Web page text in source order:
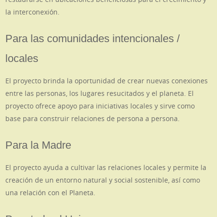
la interconexión.
Para las comunidades intencionales /
locales
El proyecto brinda la oportunidad de crear nuevas conexiones
entre las personas, los lugares resucitados y el planeta. El
proyecto ofrece apoyo para iniciativas locales y sirve como
base para construir relaciones de persona a persona.
Para la Madre
El proyecto ayuda a cultivar las relaciones locales y permite la
creación de un entorno natural y social sostenible, así como
una relación con el Planeta.